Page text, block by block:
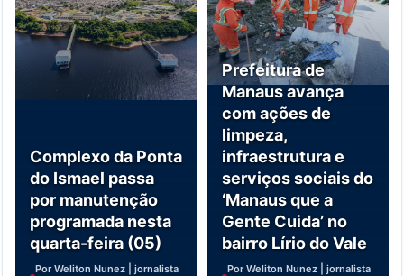
Complexo da Ponta
do Ismael passa
por manutenção
programada nesta
quarta-feira (05)
Por Weliton Nunez | jornalista
Prefeitura de
Manaus avança
com ações de
limpeza,
infraestrutura e
serviços sociais do
‘Manaus que a
Gente Cuida’ no
bairro Lírio do Vale
Por Weliton Nunez | jornalista